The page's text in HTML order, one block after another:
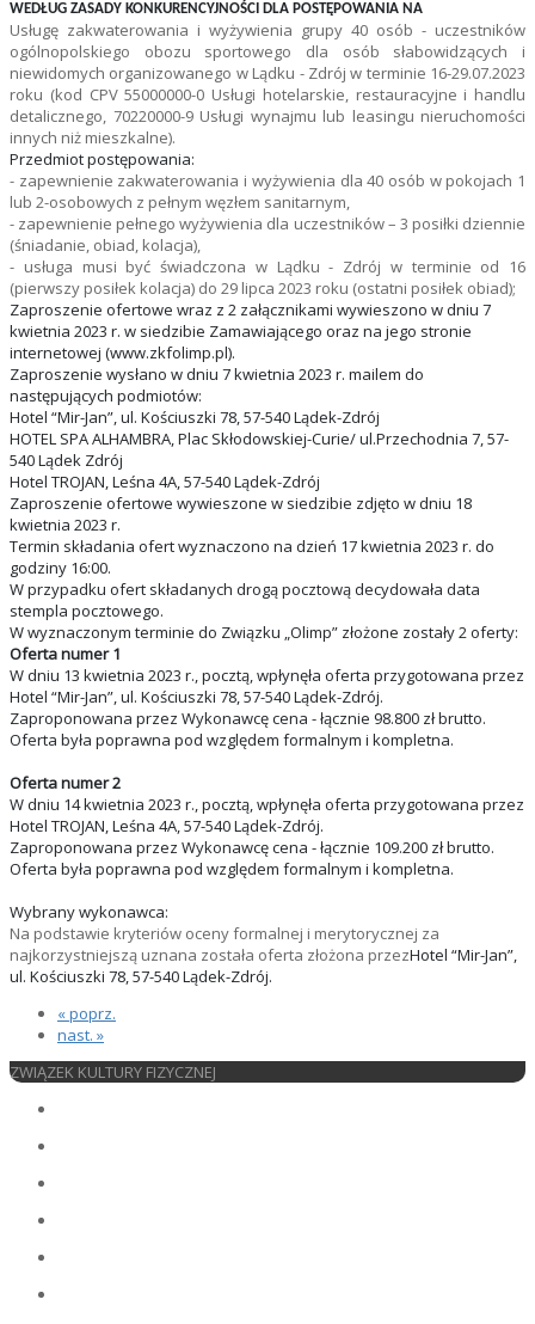
WEDŁUG ZASADY KONKURENCYJNOŚCI DLA POSTĘPOWANIA NA
Usługę zakwaterowania i wyżywienia grupy 40 osób - uczestników
ogólnopolskiego obozu sportowego dla osób słabowidzących i
niewidomych organizowanego w Lądku - Zdrój w terminie 16-29.07.2023
roku (kod CPV 55000000-0 Usługi hotelarskie, restauracyjne i handlu
detalicznego, 70220000-9 Usługi wynajmu lub leasingu nieruchomości
innych niż mieszkalne).
Przedmiot postępowania:
- zapewnienie zakwaterowania i wyżywienia dla 40 osób w pokojach 1
lub 2-osobowych z pełnym węzłem sanitarnym,
- zapewnienie pełnego wyżywienia dla uczestników – 3 posiłki dziennie
(śniadanie, obiad, kolacja),
- usługa musi być świadczona w Lądku - Zdrój w terminie od 16
(pierwszy posiłek kolacja) do 29 lipca 2023 roku (ostatni posiłek obiad);
Zaproszenie ofertowe wraz z 2 załącznikami wywieszono w dniu 7
kwietnia 2023 r. w siedzibie Zamawiającego oraz na jego stronie
internetowej (www.zkfolimp.pl).
Zaproszenie wysłano w dniu 7 kwietnia 2023 r. mailem do
następujących podmiotów:
Hotel “Mir-Jan”, ul. Kościuszki 78, 57-540 Lądek-Zdrój
HOTEL SPA ALHAMBRA, Plac Skłodowskiej-Curie/ ul.Przechodnia 7, 57-
540 Lądek Zdrój
Hotel TROJAN, Leśna 4A, 57-540 Lądek-Zdrój
Zaproszenie ofertowe wywieszone w siedzibie zdjęto w dniu 18
kwietnia 2023 r.
Termin składania ofert wyznaczono na dzień 17 kwietnia 2023 r. do
godziny 16:00.
W przypadku ofert składanych drogą pocztową decydowała data
stempla pocztowego.
W wyznaczonym terminie do Związku „Olimp” złożone zostały 2 oferty:
Oferta numer 1
W dniu 13 kwietnia 2023 r., pocztą, wpłynęła oferta przygotowana przez
Hotel “Mir-Jan”, ul. Kościuszki 78, 57-540 Lądek-Zdrój.
Zaproponowana przez Wykonawcę cena - łącznie 98.800 zł brutto.
Oferta była poprawna pod względem formalnym i kompletna.
Oferta numer 2
W dniu 14 kwietnia 2023 r., pocztą, wpłynęła oferta przygotowana przez
Hotel TROJAN, Leśna 4A, 57-540 Lądek-Zdrój.
Zaproponowana przez Wykonawcę cena - łącznie 109.200 zł brutto.
Oferta była poprawna pod względem formalnym i kompletna.
Wybrany wykonawca:
Na podstawie kryteriów oceny formalnej i merytorycznej za
najkorzystniejszą uznana została oferta złożona przezHotel “Mir-Jan”,
ul. Kościuszki 78, 57-540 Lądek-Zdrój.
« poprz.
nast. »
ZWIĄZEK KULTURY FIZYCZNEJ